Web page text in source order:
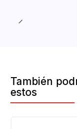
También
estos